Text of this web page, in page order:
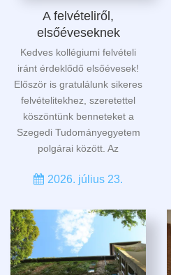
A felvételiről,
elsőéveseknek
Kedves kollégiumi felvételi
iránt érdeklődő elsőévesek!
Először is gratulálunk sikeres
felvételitekhez, szeretettel
köszöntünk benneteket a
Szegedi Tudományegyetem
polgárai között. Az
2026. július 23.